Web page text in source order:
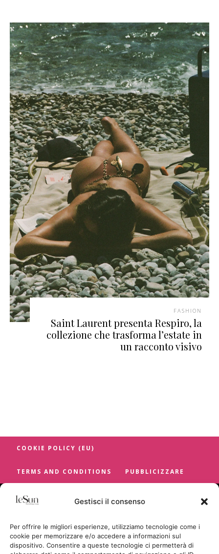
Gestisci il consenso
Per offrire le migliori esperienze, utilizziamo tecnologie come i
cookie per memorizzare e/o accedere a informazioni sul
dispositivo. Consentire a queste tecnologie ci permetterà di
FASHION
Saint Laurent presenta Respiro, la
collezione che trasforma l’estate in
un racconto visivo
COOKIE POLICY (EU)
TERMS AND CONDITIONS PUBBLICIZZARE